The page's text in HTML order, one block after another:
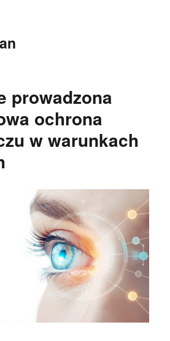
prowadzona
ochrona
w warunkach